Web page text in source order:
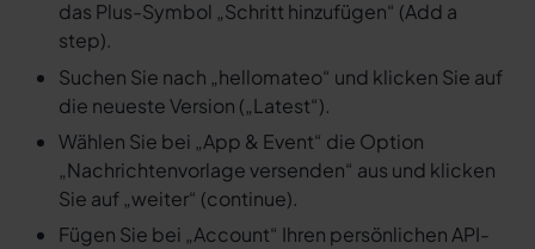
das Plus-Symbol „Schritt hinzufügen“ (Add a
step).
Suchen Sie nach „hellomateo“ und klicken Sie auf
die neueste Version („Latest“).
Wählen Sie bei „App & Event“ die Option
„Nachrichtenvorlage versenden“ aus und klicken
Sie auf „weiter“ (continue).
Fügen Sie bei „Account“ Ihren persönlichen API-